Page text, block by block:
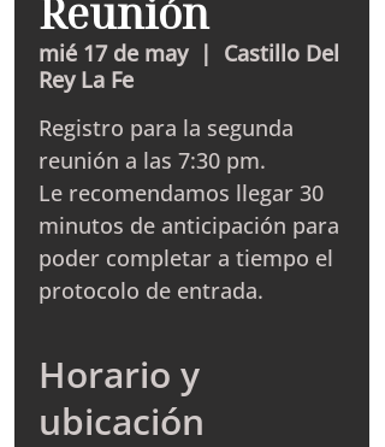
Reunión
mié 17 de may
  |
Castillo Del
Rey La Fe
Registro para la segunda
reunión a las 7:30 pm.
Le recomendamos llegar 30
minutos de anticipación para
poder completar a tiempo el
protocolo de entrada.
Horario y
ubicación